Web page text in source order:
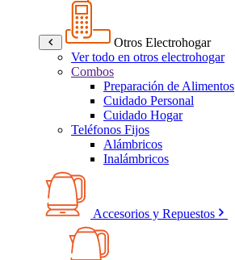
Otros Electrohogar
Ver todo en otros electrohogar
Combos
Preparación de Alimentos
Cuidado Personal
Cuidado Hogar
Teléfonos Fijos
Alámbricos
Inalámbricos
Accesorios y Repuestos